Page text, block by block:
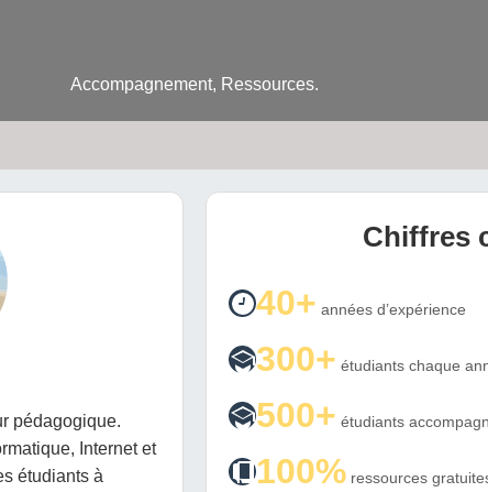
Accompagnement, Ressources.
pédagogique.
Internet et
étudiants à
Chiffres
40+ années d’expérience
300+ étudiants chaque
500+ étudiants
100% ressources